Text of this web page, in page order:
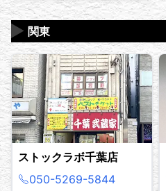
関東
▶
ストックラボ千葉店
050-5269-5844